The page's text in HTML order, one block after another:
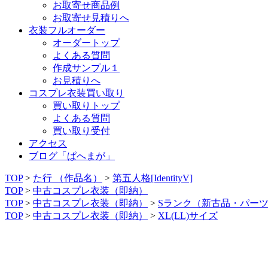
お取寄せ商品例
お取寄せ見積りへ
衣装フルオーダー
オーダートップ
よくある質問
作成サンプル１
お見積りへ
コスプレ衣装買い取り
買い取りトップ
よくある質問
買い取り受付
アクセス
ブログ「ぱへまが」
TOP> た行 （作品名） > 第五人格[IdentityV]
TOP > 中古コスプレ衣装（即納）
TOP > 中古コスプレ衣装（即納） > Sランク（新古品・パーツ
TOP > 中古コスプレ衣装（即納） > XL(LL)サイズ